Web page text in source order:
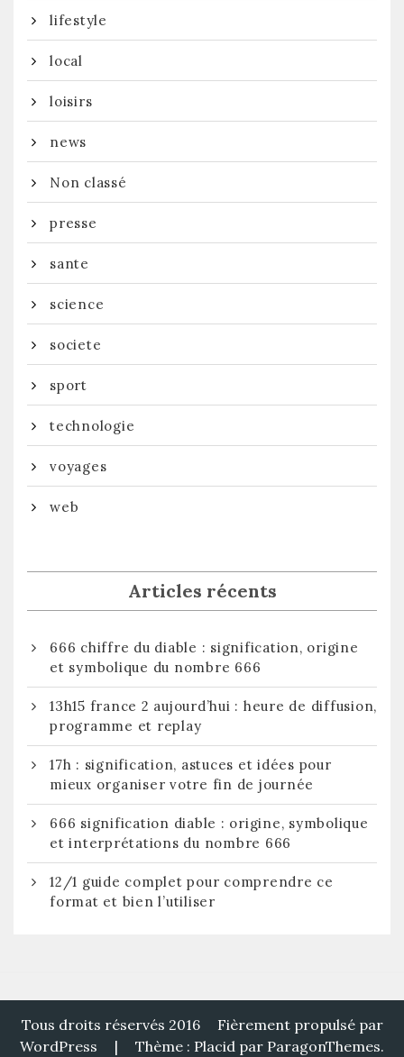
lifestyle
local
loisirs
news
Non classé
presse
sante
science
societe
sport
technologie
voyages
web
Articles récents
666 chiffre du diable : signification, origine
et symbolique du nombre 666
13h15 france 2 aujourd’hui : heure de diffusion,
programme et replay
17h : signification, astuces et idées pour
mieux organiser votre fin de journée
666 signification diable : origine, symbolique
et interprétations du nombre 666
12/1 guide complet pour comprendre ce
format et bien l’utiliser
Tous droits réservés 2016
Fièrement propulsé par
WordPress
| Thème : Placid par ParagonThemes.